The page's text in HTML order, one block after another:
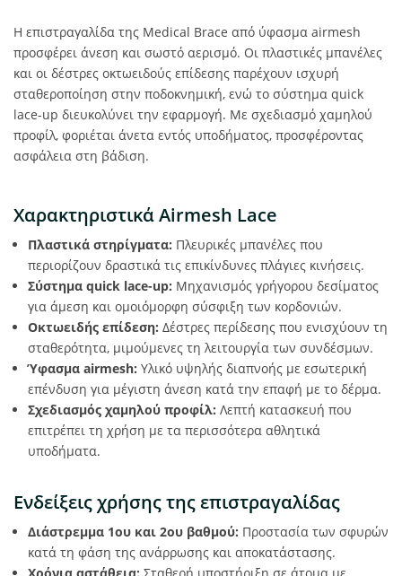
Η επιστραγαλίδα της Medical Brace από ύφασμα airmesh
προσφέρει άνεση και σωστό αερισμό. Οι πλαστικές μπανέλες
και οι δέστρες οκτωειδούς επίδεσης παρέχουν ισχυρή
σταθεροποίηση στην ποδοκνημική, ενώ το σύστημα quick
lace-up διευκολύνει την εφαρμογή. Με σχεδιασμό χαμηλού
προφίλ, φοριέται άνετα εντός υποδήματος, προσφέροντας
ασφάλεια στη βάδιση.
Χαρακτηριστικά Airmesh Lace
Πλαστικά στηρίγματα: Πλευρικές μπανέλες που
περιορίζουν δραστικά τις επικίνδυνες πλάγιες κινήσεις.
Σύστημα quick lace-up: Μηχανισμός γρήγορου δεσίματος
για άμεση και ομοιόμορφη σύσφιξη των κορδονιών.
Οκτωειδής επίδεση: Δέστρες περίδεσης που ενισχύουν τη
σταθερότητα, μιμούμενες τη λειτουργία των συνδέσμων.
Ύφασμα airmesh: Υλικό υψηλής διαπνοής με εσωτερική
επένδυση για μέγιστη άνεση κατά την επαφή με το δέρμα.
Σχεδιασμός χαμηλού προφίλ: Λεπτή κατασκευή που
επιτρέπει τη χρήση με τα περισσότερα αθλητικά
υποδήματα.
Ενδείξεις χρήσης της επιστραγαλίδας
Διάστρεμμα 1ου και 2ου βαθμού: Προστασία των σφυρών
κατά τη φάση της ανάρρωσης και αποκατάστασης.